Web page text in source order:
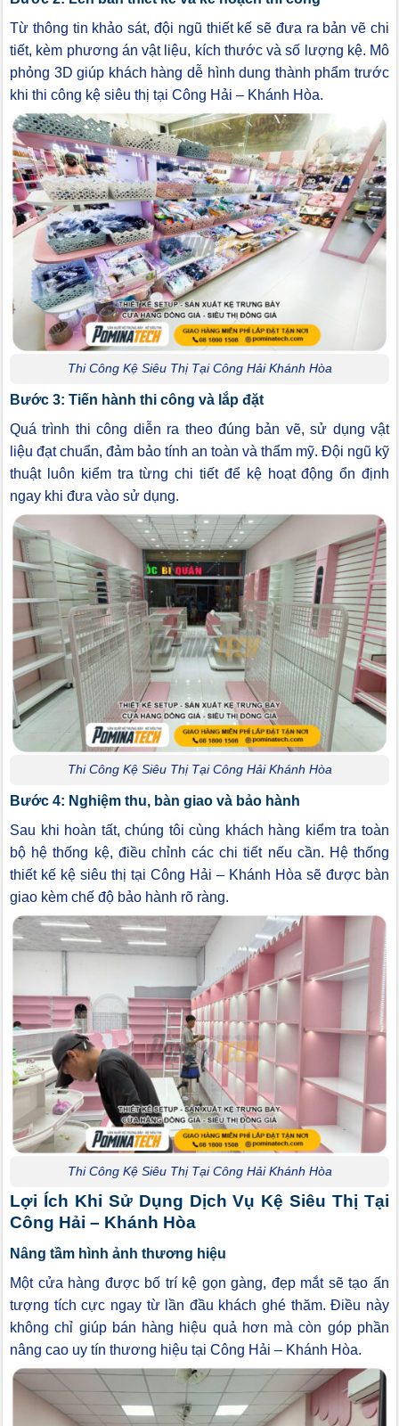
Từ thông tin khảo sát, đội ngũ thiết kế sẽ đưa ra bản vẽ chi
tiết, kèm phương án vật liệu, kích thước và số lượng kệ. Mô
phỏng 3D giúp khách hàng dễ hình dung thành phẩm trước
khi thi công kệ siêu thị tại Công Hải – Khánh Hòa.
Thi Công Kệ Siêu Thị Tại Công Hải Khánh Hòa
Bước 3: Tiến hành thi công và lắp đặt
Quá trình thi công diễn ra theo đúng bản vẽ, sử dụng vật
liệu đạt chuẩn, đảm bảo tính an toàn và thẩm mỹ. Đội ngũ kỹ
thuật luôn kiểm tra từng chi tiết để kệ hoạt động ổn định
ngay khi đưa vào sử dụng.
Thi Công Kệ Siêu Thị Tại Công Hải Khánh Hòa
Bước 4: Nghiệm thu, bàn giao và bảo hành
Sau khi hoàn tất, chúng tôi cùng khách hàng kiểm tra toàn
bộ hệ thống kệ, điều chỉnh các chi tiết nếu cần. Hệ thống
thiết kế kệ siêu thị tại Công Hải – Khánh Hòa sẽ được bàn
giao kèm chế độ bảo hành rõ ràng.
Thi Công Kệ Siêu Thị Tại Công Hải Khánh Hòa
Lợi Ích Khi Sử Dụng Dịch Vụ Kệ Siêu Thị Tại
Công Hải – Khánh Hòa
Nâng tầm hình ảnh thương hiệu
Một cửa hàng được bố trí kệ gọn gàng, đẹp mắt sẽ tạo ấn
tượng tích cực ngay từ lần đầu khách ghé thăm. Điều này
không chỉ giúp bán hàng hiệu quả hơn mà còn góp phần
nâng cao uy tín thương hiệu tại Công Hải – Khánh Hòa.